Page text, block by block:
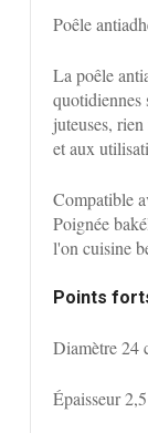
Poêle
La poêle
quotidiennes
juteuses,
et aux
Compatible
Poignée
l'on cuisine
Points
Diamètre 24
Épaisseur